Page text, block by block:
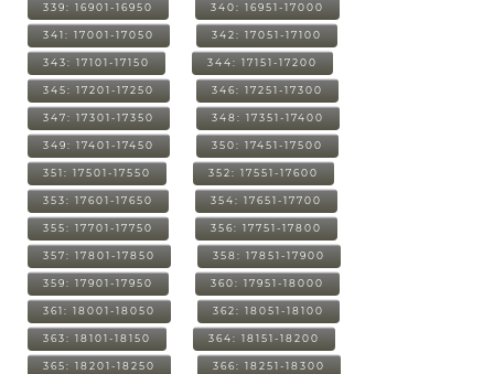
339: 16901-16950 340: 16951-17000
341: 17001-17050 342: 17051-17100
343: 17101-17150 344: 17151-17200
345: 17201-17250 346: 17251-17300
347: 17301-17350 348: 17351-17400
349: 17401-17450 350: 17451-17500
351: 17501-17550 352: 17551-17600
353: 17601-17650 354: 17651-17700
355: 17701-17750 356: 17751-17800
357: 17801-17850 358: 17851-17900
359: 17901-17950 360: 17951-18000
361: 18001-18050 362: 18051-18100
363: 18101-18150 364: 18151-18200
365: 18201-18250 366: 18251-18300